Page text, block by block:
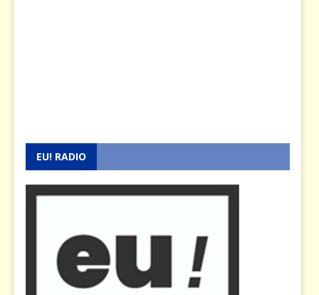
EU! RADIO